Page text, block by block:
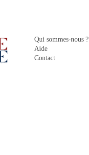
Qui sommes-nous ?
Aide
Contact